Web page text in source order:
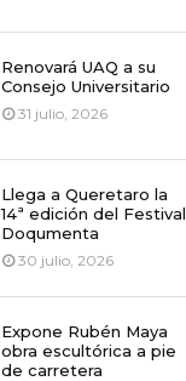
Renovará UAQ a su
Consejo Universitario
31 julio, 2026
Llega a Queretaro la
14ª edición del Festival
Doqumenta
30 julio, 2026
Expone Rubén Maya
obra escultórica a pie
de carretera